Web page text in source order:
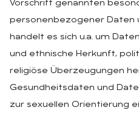
Vorschrift genannten
personenbezogener Daten
handelt es sich u.a. um
und ethnische Herkunft,
religiöse Überzeugungen
Gesundheitsdaten und
zur sexuellen Orientierung